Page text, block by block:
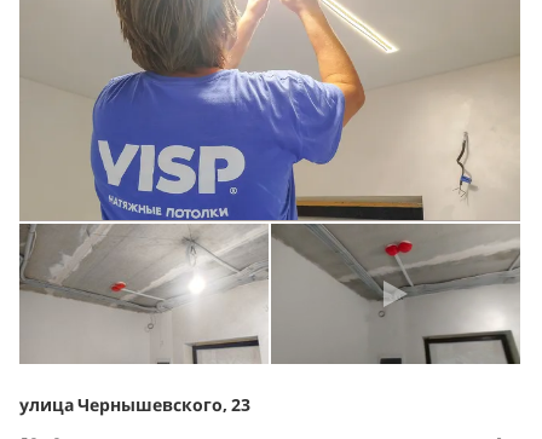
улица Чернышевского, 23